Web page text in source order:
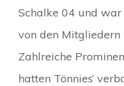
Schalke 04 und
von den
Zahlreiche
hatten Tönnies‘